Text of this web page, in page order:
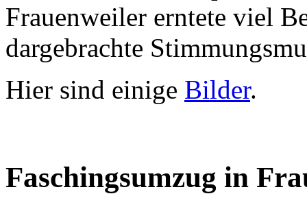
Frauenweiler erntete viel
dargebrachte
Hier sind einige Bilder.
Faschingsumzug in